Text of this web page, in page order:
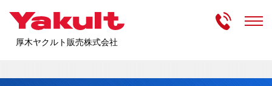
厚木ヤクルト販売株式会社
受付時